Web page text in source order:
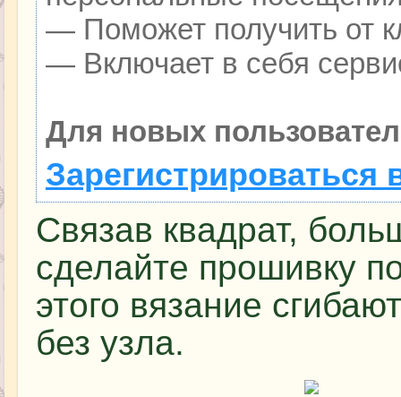
— Поможет получить от
— Включает в себя
Для новых
Зарегистрироваться
Связав квадрат,
сделайте прошивку
этого вязание
без узла.